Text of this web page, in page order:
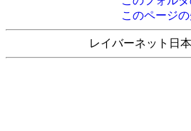
このページ
レイバーネット日